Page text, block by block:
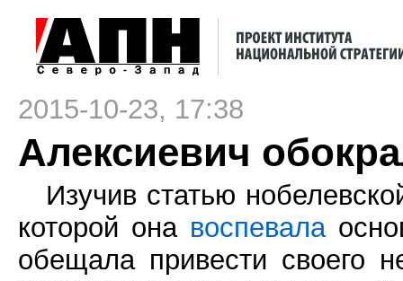
2015-10-23, 17:38
Алексиевич
Изучив статью
которой она воспевала
обещала привести своего